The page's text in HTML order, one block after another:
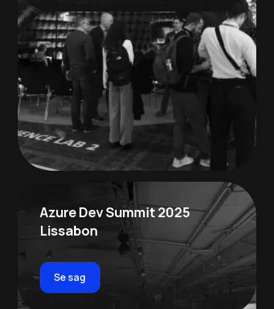
Azure Dev Summit 2025
Lissabon
Se sag